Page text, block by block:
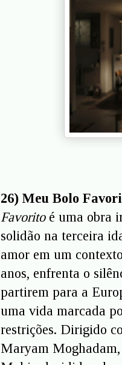
26) Meu Bolo
Favoritoé uma obra
solidão na terceira
amor em um
anos, enfrenta o
partirem para a
uma vida marcada
restrições. Dirigido
Maryam